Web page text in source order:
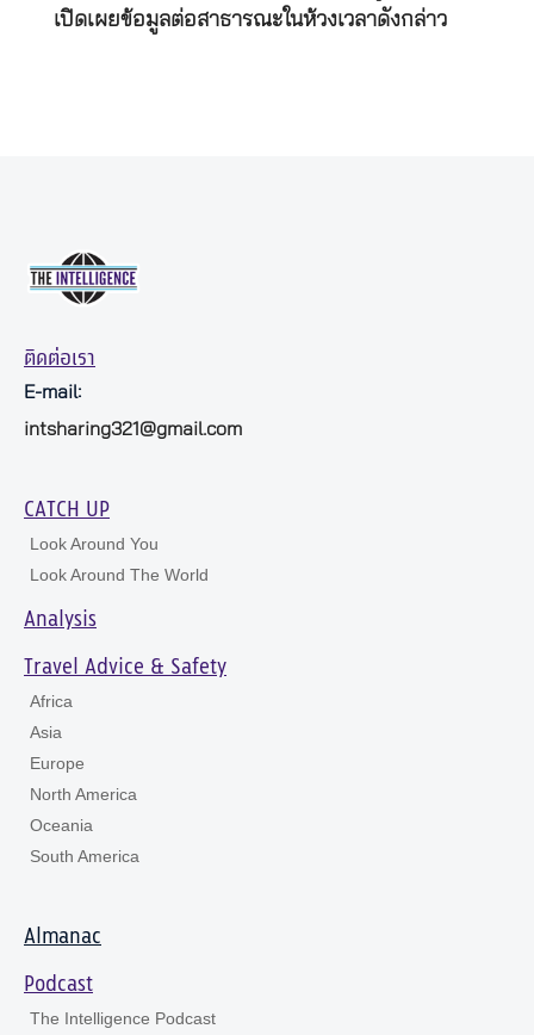
เปิดเผยข้อมูลต่อสาธารณะในห้วงเวลาดังกล่าว
ติดต่อเรา
E-mail:
intsharing321@gmail.com
CATCH UP
Look Around You
Look Around The World
Analysis
Travel Advice & Safety
Africa
Asia
Europe
North America
Oceania
South America
Almanac
Podcast
The Intelligence Podcast